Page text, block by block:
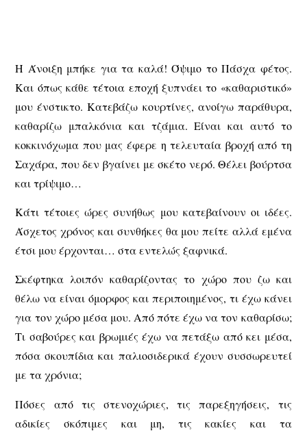
Η Άνοιξη μπήκε για τα καλά! Όψιμο το Πάσχα φέτος.
Και όπως κάθε τέτοια εποχή ξυπνάει το «καθαριστικό»
μου ένστικτο. Κατεβάζω κουρτίνες, ανοίγω παράθυρα,
καθαρίζω μπαλκόνια και τζάμια. Είναι και αυτό το
κοκκινόχωμα που μας έφερε η τελευταία βροχή από τη
Σαχάρα, που δεν βγαίνει με σκέτο νερό. Θέλει βούρτσα
και τρίψιμο…
Κάτι τέτοιες ώρες συνήθως μου κατεβαίνουν οι ιδέες.
Άσχετος χρόνος και συνθήκες θα μου πείτε αλλά εμένα
έτσι μου έρχονται… στα εντελώς ξαφνικά.
Σκέφτηκα λοιπόν καθαρίζοντας το χώρο που ζω και
θέλω να είναι όμορφος και περιποιημένος, τι έχω κάνει
για τον χώρο μέσα μου. Από πότε έχω να τον καθαρίσω;
Τι σαβούρες και βρωμιές έχω να πετάξω από κει μέσα,
πόσα σκουπίδια και παλιοσιδερικά έχουν συσσωρευτεί
με τα χρόνια;
Πόσες από τις στενοχώριες, τις παρεξηγήσεις, τις
αδικίες σκόπιμες και μη, τις κακίες και τα